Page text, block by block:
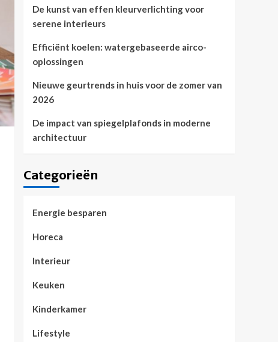
De kunst van effen kleurverlichting voor
serene interieurs
Efficiënt koelen: watergebaseerde airco-
oplossingen
Nieuwe geurtrends in huis voor de zomer van
2026
De impact van spiegelplafonds in moderne
architectuur
Categorieën
Energie besparen
Horeca
Interieur
Keuken
Kinderkamer
Lifestyle